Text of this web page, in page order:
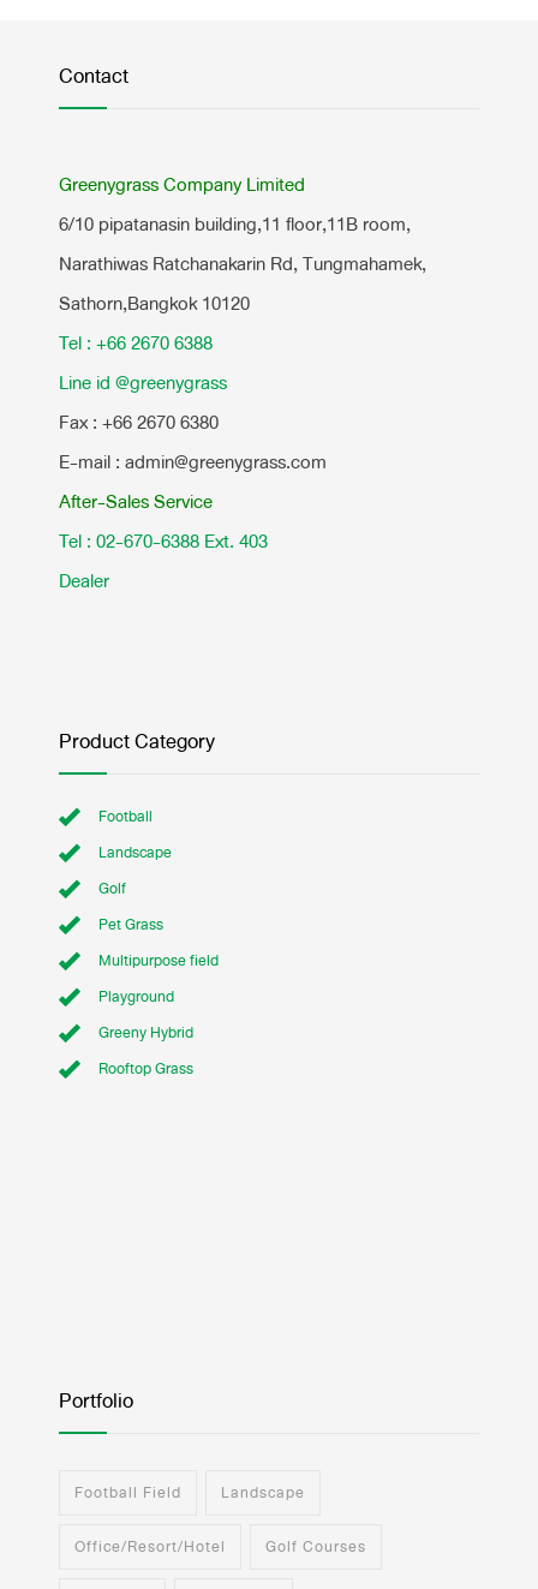
Contact
Greenygrass Company Limited
6/10 pipatanasin building,11 floor,11B room,
Narathiwas Ratchanakarin Rd, Tungmahamek,
Sathorn,Bangkok 10120
Tel : +66 2670 6388
Line id @greenygrass
Fax : +66 2670 6380
E-mail : admin@greenygrass.com
After-Sales Service
Tel : 02-670-6388 Ext. 403
Dealer
Product Category
Football
Landscape
Golf
Pet Grass
Multipurpose field
Playground
Greeny Hybrid
Rooftop Grass
Portfolio
Football Field Landscape
Office/Resort/Hotel Golf Courses